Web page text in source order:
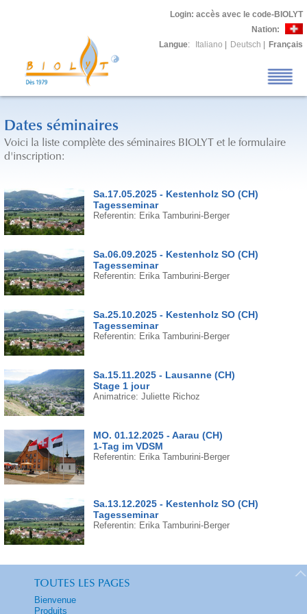
Login: accès avec le code-BIOLYT
Nation:
Langue: Italiano Deutsch Français
Dates séminaires
Voici la liste complète des séminaires BIOLYT et le formulaire
d'inscription:
Sa.17.05.2025 - Kestenholz SO (CH)
Tagesseminar
Referentin: Erika Tamburini-Berger
Sa.06.09.2025 - Kestenholz SO (CH)
Tagesseminar
Referentin: Erika Tamburini-Berger
Sa.25.10.2025 - Kestenholz SO (CH)
Tagesseminar
Referentin: Erika Tamburini-Berger
Sa.15.11.2025 - Lausanne (CH)
Stage 1 jour
Animatrice: Juliette Richoz
MO. 01.12.2025 - Aarau (CH)
1-Tag im VDSM
Referentin: Erika Tamburini-Berger
Sa.13.12.2025 - Kestenholz SO (CH)
Tagesseminar
Referentin: Erika Tamburini-Berger
TOUTES LES PAGES
Bienvenue
Produits